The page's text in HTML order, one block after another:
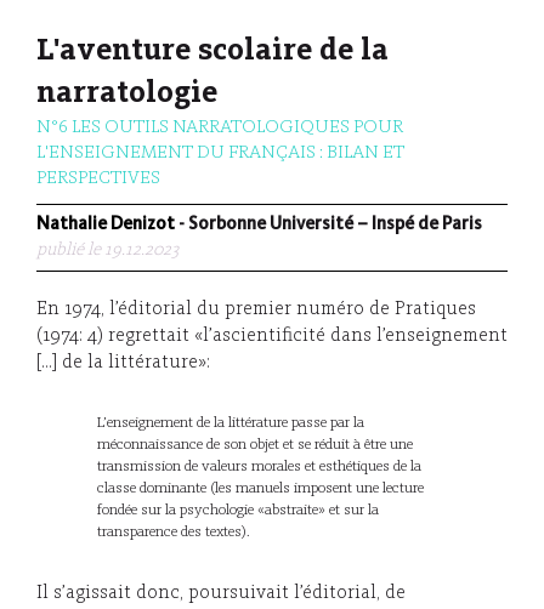
L'aventure scolaire de la
narratologie
N°6 LES OUTILS NARRATOLOGIQUES POUR
L'ENSEIGNEMENT DU FRANÇAIS : BILAN ET
PERSPECTIVES
Nathalie Denizot - Sorbonne Université – Inspé de Paris
publié le 19.12.2023
En 1974, l’éditorial du premier numéro de Pratiques
(1974: 4) regrettait «l’ascientificité dans l’enseignement
[…] de la littérature»:
L’enseignement de la littérature passe par la
méconnaissance de son objet et se réduit à être une
transmission de valeurs morales et esthétiques de la
classe dominante (les manuels imposent une lecture
fondée sur la psychologie «abstraite» et sur la
transparence des textes).
Il s’agissait donc, poursuivait l’éditorial, de